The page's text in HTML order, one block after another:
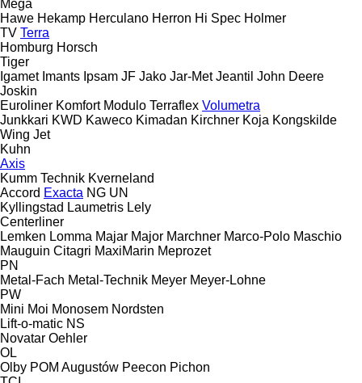
Mega
Hawe Hekamp Herculano Herron Hi Spec Holmer
TV Terra
Homburg Horsch
Tiger
Igamet Imants Ipsam JF Jako Jar-Met Jeantil John Deere
Joskin
Euroliner Komfort Modulo Terraflex Volumetra
Junkkari KWD Kaweco Kimadan Kirchner Koja Kongskilde
Wing Jet
Kuhn
Axis
Kumm Technik Kverneland
Accord Exacta NG UN
Kyllingstad Laumetris Lely
Centerliner
Lemken Lomma Majar Major Marchner Marco-Polo Maschio
Mauguin Citagri MaxiMarin Meprozet
PN
Metal-Fach Metal-Technik Meyer Meyer-Lohne
PW
Mini Moi Monosem Nordsten
Lift-o-matic NS
Novatar Oehler
OL
Olby POM Augustów Peecon Pichon